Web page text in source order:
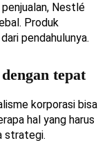
Nestlé
Produk
pendahulunya.
tepat
korporasi bisa
hal yang harus
strategi.